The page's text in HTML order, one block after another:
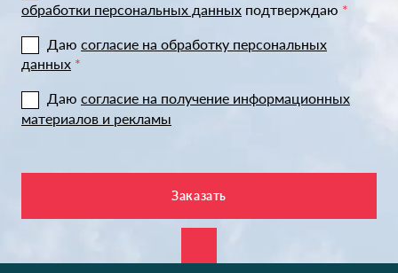
обработки персональных данных подтверждаю *
Даю согласие на обработку персональных
данных *
Даю согласие на получение информационных
материалов и рекламы